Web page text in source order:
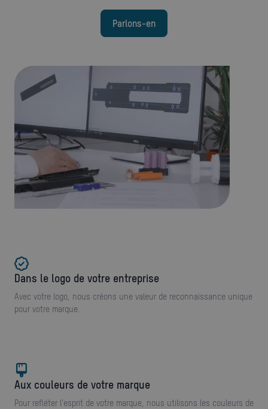
Parlons-en
Dans le logo de votre entreprise
Avec votre logo, nous créons une valeur de reconnaissance unique
pour votre marque.
Aux couleurs de votre marque
Pour refléter l'esprit de votre marque, nous utilisons les couleurs de